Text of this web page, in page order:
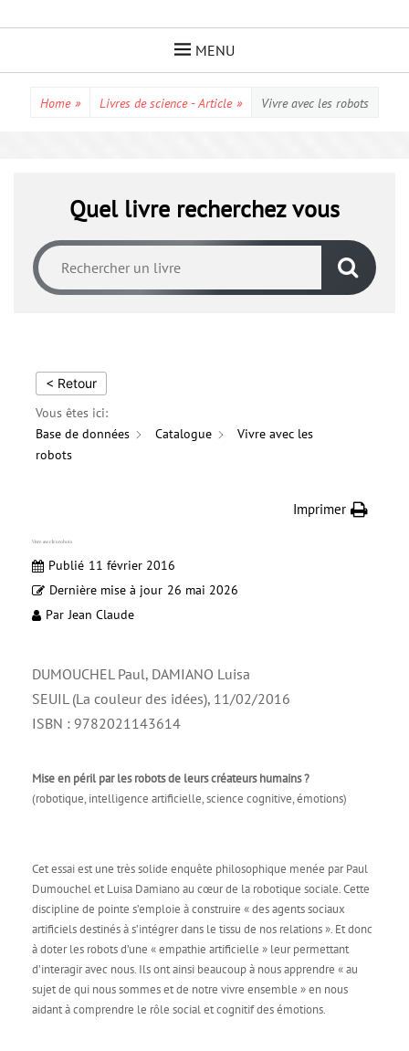
MENU
Home » Livres de science - Article » Vivre avec les robots
Quel livre recherchez vous
< Retour
Vous êtes ici:
Base de données
Catalogue
Vivre avec les
robots
Imprimer
Vivre avec les robots
Publié 11 février 2016
Dernière mise à jour 26 mai 2026
Par Jean Claude
DUMOUCHEL Paul, DAMIANO Luisa
SEUIL (La couleur des idées), 11/02/2016
ISBN : 9782021143614
Mise en péril par les robots de leurs créateurs humains ?
(robotique, intelligence artificielle, science cognitive, émotions)
Cet essai est une très solide enquête philosophique menée par Paul
Dumouchel et Luisa Damiano au cœur de la robotique sociale. Cette
discipline de pointe s’emploie à construire « des agents sociaux
artificiels destinés à s’intégrer dans le tissu de nos relations ». Et donc
à doter les robots d’une « empathie artificielle » leur permettant
d’interagir avec nous. Ils ont ainsi beaucoup à nous apprendre « au
sujet de qui nous sommes et de notre vivre ensemble » en nous
aidant à comprendre le rôle social et cognitif des émotions.